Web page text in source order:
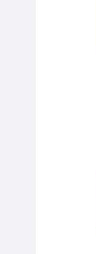
semua
Pegawai
dan